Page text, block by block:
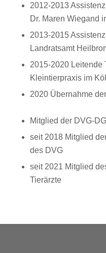
2012-2013
Dr. Maren Wiegand
2013-2015
Landratsamt
2015-2020 Leitende
Kleintierpraxis im
2020 Übernahme
Mitglied der DVG-
seit 2018 Mitglied
des DVG
seit 2021 Mitglied
Tierärzte